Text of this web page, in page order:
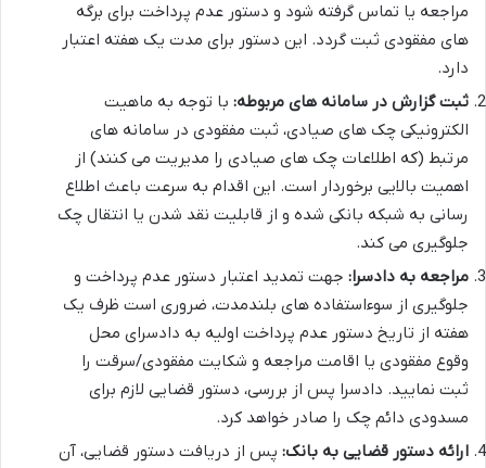
مراجعه یا تماس گرفته شود و دستور عدم پرداخت برای برگه
های مفقودی ثبت گردد. این دستور برای مدت یک هفته اعتبار
دارد.
ثبت گزارش در سامانه های مربوطه: با توجه به ماهیت
الکترونیکی چک های صیادی، ثبت مفقودی در سامانه های
مرتبط (که اطلاعات چک های صیادی را مدیریت می کنند) از
اهمیت بالایی برخوردار است. این اقدام به سرعت باعث اطلاع
رسانی به شبکه بانکی شده و از قابلیت نقد شدن یا انتقال چک
جلوگیری می کند.
مراجعه به دادسرا: جهت تمدید اعتبار دستور عدم پرداخت و
جلوگیری از سوءاستفاده های بلندمدت، ضروری است ظرف یک
هفته از تاریخ دستور عدم پرداخت اولیه به دادسرای محل
وقوع مفقودی یا اقامت مراجعه و شکایت مفقودی/سرقت را
ثبت نمایید. دادسرا پس از بررسی، دستور قضایی لازم برای
مسدودی دائم چک را صادر خواهد کرد.
ارائه دستور قضایی به بانک: پس از دریافت دستور قضایی، آن